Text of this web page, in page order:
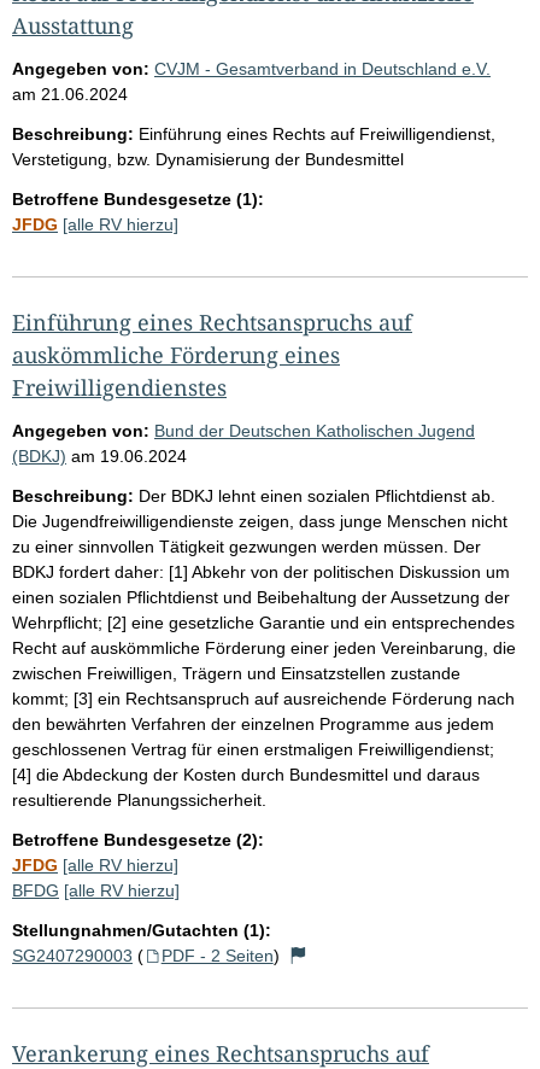
Ausstattung
Angegeben von: CVJM - Gesamtverband in Deutschland e.V.
am 21.06.2024
Beschreibung: Einführung eines Rechts auf Freiwilligendienst,
Verstetigung, bzw. Dynamisierung der Bundesmittel
Betroffene Bundesgesetze (1):
JFDG [alle RV hierzu]
Einführung eines Rechtsanspruchs auf
auskömmliche Förderung eines
Freiwilligendienstes
Angegeben von: Bund der Deutschen Katholischen Jugend
(BDKJ) am 19.06.2024
Beschreibung: Der BDKJ lehnt einen sozialen Pflichtdienst ab.
Die Jugendfreiwilligendienste zeigen, dass junge Menschen nicht
zu einer sinnvollen Tätigkeit gezwungen werden müssen. Der
BDKJ fordert daher: [1] Abkehr von der politischen Diskussion um
einen sozialen Pflichtdienst und Beibehaltung der Aussetzung der
Wehrpflicht; [2] eine gesetzliche Garantie und ein entsprechendes
Recht auf auskömmliche Förderung einer jeden Vereinbarung, die
zwischen Freiwilligen, Trägern und Einsatzstellen zustande
kommt; [3] ein Rechtsanspruch auf ausreichende Förderung nach
den bewährten Verfahren der einzelnen Programme aus jedem
geschlossenen Vertrag für einen erstmaligen Freiwilligendienst;
[4] die Abdeckung der Kosten durch Bundesmittel und daraus
resultierende Planungssicherheit.
Betroffene Bundesgesetze (2):
JFDG [alle RV hierzu]
BFDG [alle RV hierzu]
Stellungnahmen/Gutachten (1):
SG2407290003 ( PDF - 2 Seiten)
Verankerung eines Rechtsanspruchs auf